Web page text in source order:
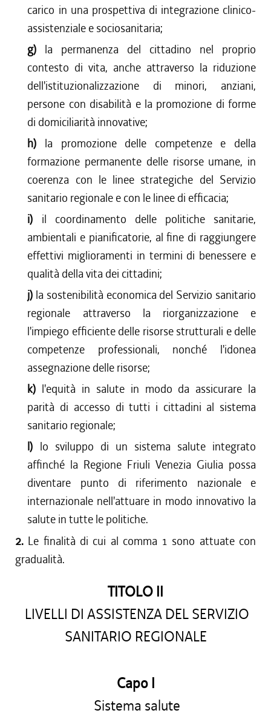
carico in una prospettiva di integrazione clinico-
assistenziale e sociosanitaria;
g) la permanenza del cittadino nel proprio
contesto di vita, anche attraverso la riduzione
dell'istituzionalizzazione di minori, anziani,
persone con disabilità e la promozione di forme
di domiciliarità innovative;
h) la promozione delle competenze e della
formazione permanente delle risorse umane, in
coerenza con le linee strategiche del Servizio
sanitario regionale e con le linee di efficacia;
i) il coordinamento delle politiche sanitarie,
ambientali e pianificatorie, al fine di raggiungere
effettivi miglioramenti in termini di benessere e
qualità della vita dei cittadini;
j) la sostenibilità economica del Servizio sanitario
regionale attraverso la riorganizzazione e
l'impiego efficiente delle risorse strutturali e delle
competenze professionali, nonché l'idonea
assegnazione delle risorse;
k) l'equità in salute in modo da assicurare la
parità di accesso di tutti i cittadini al sistema
sanitario regionale;
l) lo sviluppo di un sistema salute integrato
affinché la Regione Friuli Venezia Giulia possa
diventare punto di riferimento nazionale e
internazionale nell'attuare in modo innovativo la
salute in tutte le politiche.
2. Le finalità di cui al comma 1 sono attuate con
gradualità.
TITOLO II
LIVELLI DI ASSISTENZA DEL SERVIZIO
SANITARIO REGIONALE
Capo I
Sistema salute